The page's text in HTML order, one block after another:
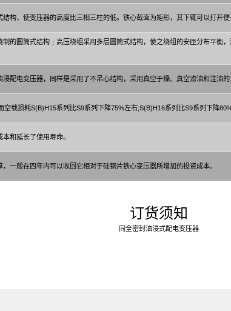
构，使变压器的高度比三相三柱的低。铁心截面为矩形，其下辄可以打开便
的圆筒式结构﹔高压绕组采用多层圆筒式结构，使之绕组的安匝分布平
配电变压器，同样是采用了不吊心结构，采用真空于燥、真空滤油和注油的
载损耗S(B)H15系列比S9系列下降75%左右;S(B)H16系列比S9系列下降80%
和延长了使用寿命。
一般在四年内可以收回它相对于硅钢片铁心变压器所增加的投资成本。
订货须知
同全密封油浸式配电变压器